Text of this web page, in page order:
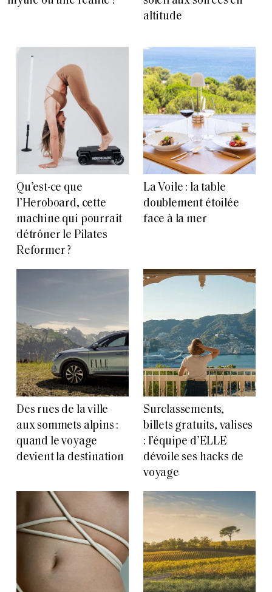
altitude
Qu’est-ce que
l’Heroboard, cette
machine qui pourrait
détrôner le Pilates
Reformer ?
La Voile : la table
doublement étoilée
face à la mer
Des rues de la ville
aux sommets alpins :
quand le voyage
devient la destination
Surclassements,
billets gratuits, valises
: l’équipe d’ELLE
dévoile ses hacks de
voyage